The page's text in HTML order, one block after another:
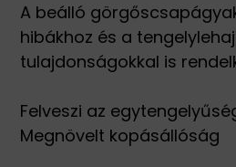
A beálló
hibákhoz és a
tulajdonságokkal is
Felveszi az
Megnövelt kopásállóság